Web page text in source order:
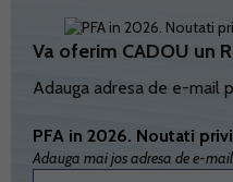
Va oferim CADOU un
Adauga adresa de e-mail
PFA in 2026. Noutati
Adauga mai jos adresa de e-